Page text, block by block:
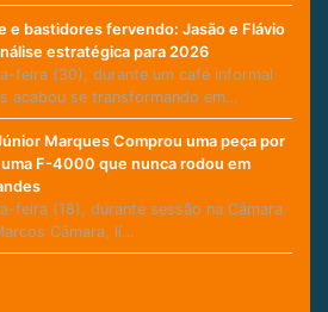
e bastidores fervendo: Jasão e Flávio
estratégica para 2026
feira (30), durante um café informal
acabou se transformando em…
Marques Comprou uma peça por
uma F-4000 que nunca rodou em
feira (18), durante sessão na Câmara
Câmara, lí…